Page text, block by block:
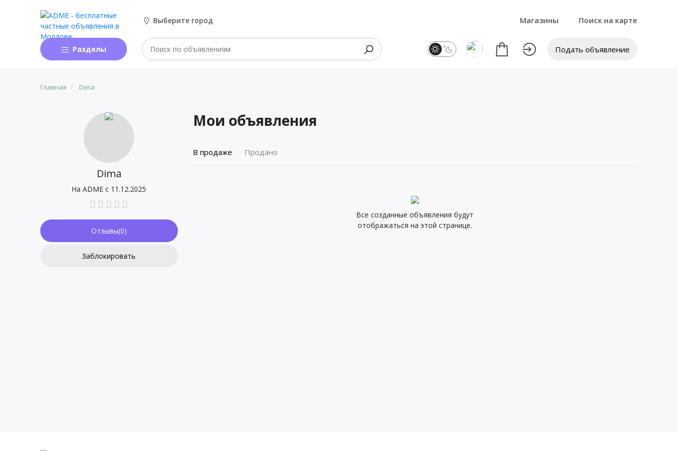
Выберите город Магазины Поиск на карте
Разделы Подать объявление
Главная Dima
Dima
На ADME с 11.12.2025
Отзывы(0)
Заблокировать
Мои объявления
В продаже Продано
Все созданные объявления будут
отображаться на этой странице.